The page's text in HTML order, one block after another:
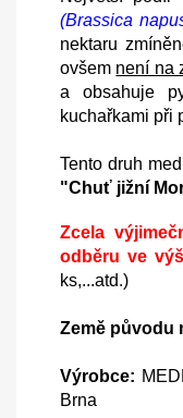
(Brassica
nektaru
ovšem není na
a obsahuje
kuchařkami při
Tento druh
"Chuť jižní
Zcela
odběru ve
ks,...atd.)
Země původu
Výrobce:
Brna